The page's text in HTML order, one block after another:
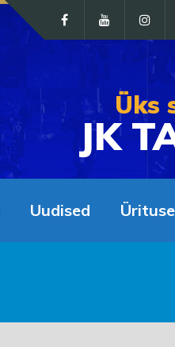
Üks
JK
Uudised